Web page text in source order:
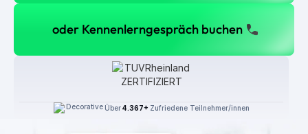
oder Kennenlerngespräch buchen
oder Kennenlerngespräch
Über4.367+ Zufriedene Teilnehmer/innen